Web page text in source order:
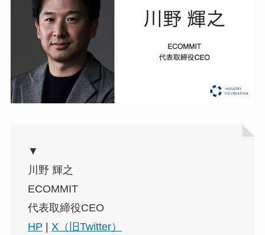
▼
川野 輝之
ECOMMIT
代表取締役CEO
HP | X（旧Twitter）